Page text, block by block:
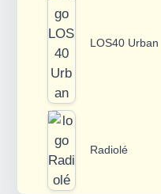
LOS40 Urban
Radiolé